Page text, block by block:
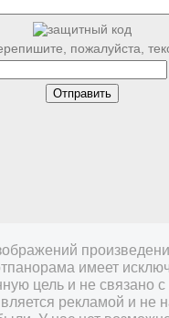
пожалуйста,
имеет
цель и не связано с
рекламой и не